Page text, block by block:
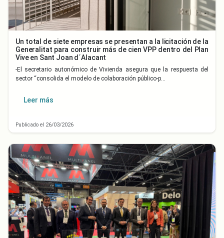
Un total de siete empresas se presentan a la licitación de la
Generalitat para construir más de cien VPP dentro del Plan
Vive en Sant Joan d´Alacant
-El secretario autonómico de Vivienda asegura que la respuesta del
sector “consolida el modelo de colaboración público-p…
Leer más
Publicado el 26/03/2026